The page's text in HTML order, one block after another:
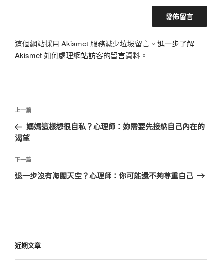
這個網站採用 Akismet 服務減少垃圾留言。 進一步了解
Akismet 如何處理網站訪客的留言資料 。
文
導
覽
上
一
篇
章
上一篇
媽媽這樣想很自私？心理師：妳需要先接納自己內在的
渴望
下
一
下一篇
退一步沒有海闊天空？心理師：你可能還不夠尊重自己
近期文章